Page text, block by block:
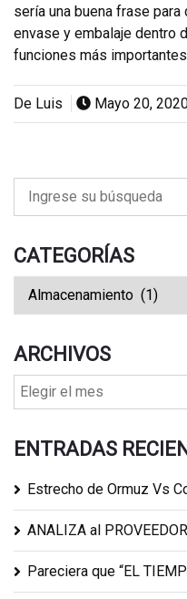
sería una buena frase
envase y embalaje dentro
funciones más
De Luis Mayo 20,
CATEGORÍAS
ARCHIVOS
ENTRADAS
Estrecho de Ormuz Vs
ANALIZA al
Pareciera que “EL